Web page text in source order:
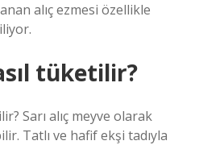
alıç ezmesi özellikle
tüketilir?
Sarı alıç meyve olarak
Tatlı ve hafif ekşi tadıyla